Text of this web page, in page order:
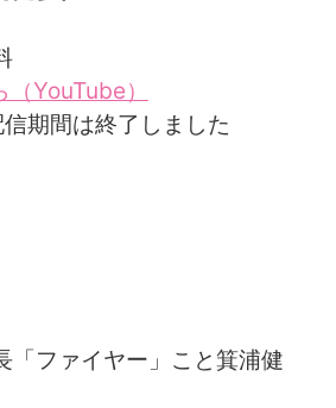
YouTube）
期間は終了しました
「ファイヤー」こと箕浦健